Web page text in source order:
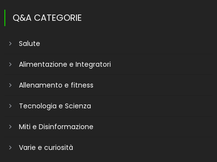
Q&A CATEGORIE
Salute
Alimentazione e Integratori
Allenamento e fitness
Tecnologia e Scienza
Miti e Disinformazione
Varie e curiosità